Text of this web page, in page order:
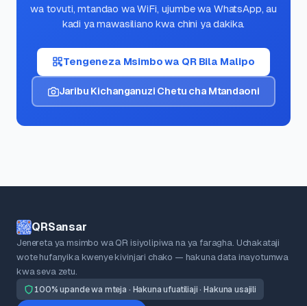
wa tovuti, mtandao wa WiFi, ujumbe wa WhatsApp, au
kadi ya mawasiliano kwa chini ya dakika.
Tengeneza Msimbo wa QR Bila Malipo
Jaribu Kichanganuzi Chetu cha Mtandaoni
QRSansar
Jenereta ya msimbo wa QR isiyolipiwa na ya faragha. Uchakataji
wote hufanyika kwenye kivinjari chako — hakuna data inayotumwa
kwa seva zetu.
100% upande wa mteja · Hakuna ufuatiliaji · Hakuna usajili